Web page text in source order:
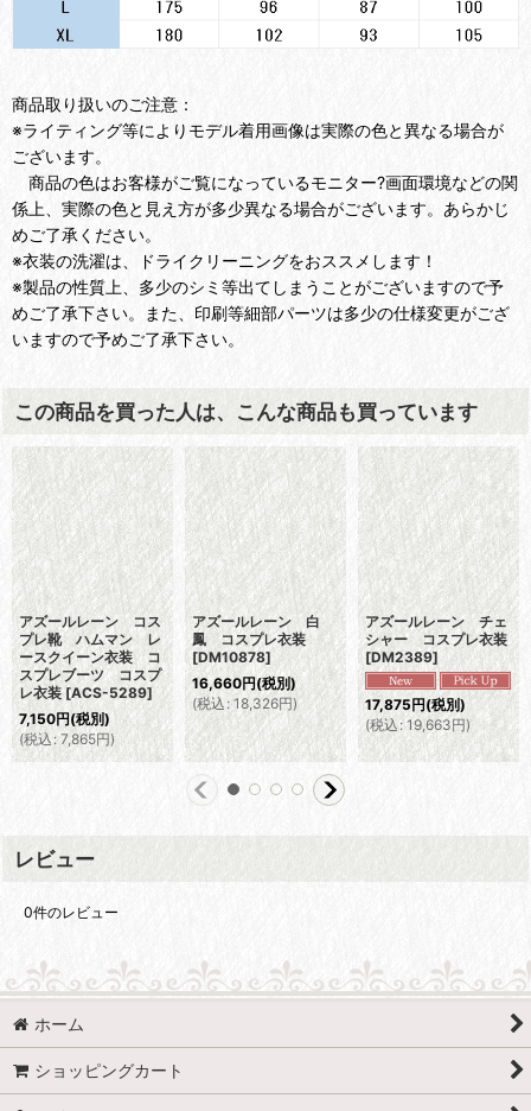
商品取り扱いのご注意：
※ライティング等によりモデル着用画像は実際の色と異なる場合が
ございます。
商品の色はお客様がご覧になっているモニター?画面環境などの関
係上、実際の色と見え方が多少異なる場合がございます。あらかじ
めご了承ください。
※衣装の洗濯は、ドライクリーニングをおススメします！
※製品の性質上、多少のシミ等出てしまうことがございますので予
めご了承下さい。また、印刷等細部パーツは多少の仕様変更がござ
いますので予めご了承下さい。
この商品を買った人は、こんな商品も買っています
アズールレーン コス
プレ靴 ハムマン レ
ースクイーン衣装 コ
スプレブーツ コスプ
レ衣装 [ACS-5289]
7,150円(税別)
(税込: 7,865円)
アズールレーン 白
鳳 コスプレ衣装
[DM10878]
16,660円(税別)
(税込 : 18,326円)
アズールレーン チェ
シャー コスプレ衣装
[DM2389]
17,875円(税別)
(税込: 19,663円)
レビュー
0件のレビュー
ホーム
ショッピングカート